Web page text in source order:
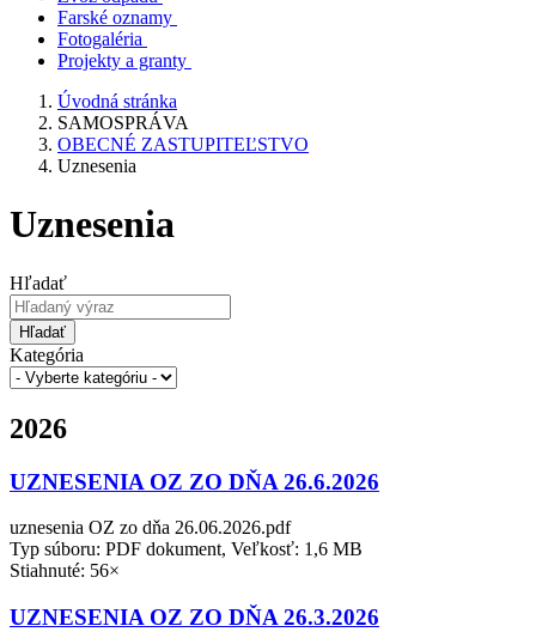
Farské oznamy
Fotogaléria
Projekty a granty
Úvodná stránka
SAMOSPRÁVA
OBECNÉ ZASTUPITEĽSTVO
Uznesenia
Uznesenia
Hľadať
Hľadať
Kategória
2026
UZNESENIA OZ ZO DŇA 26.6.2026
uznesenia OZ zo dňa 26.06.2026.pdf
Typ súboru: PDF dokument, Veľkosť: 1,6 MB
Stiahnuté: 56×
UZNESENIA OZ ZO DŇA 26.3.2026